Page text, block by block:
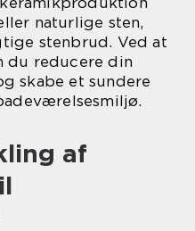
naturlige sten,
stenbrud. Ved at
du reducere din
skabe et sundere
af